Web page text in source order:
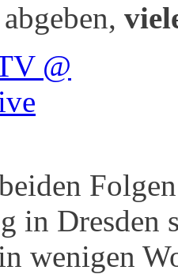
in
wenigen